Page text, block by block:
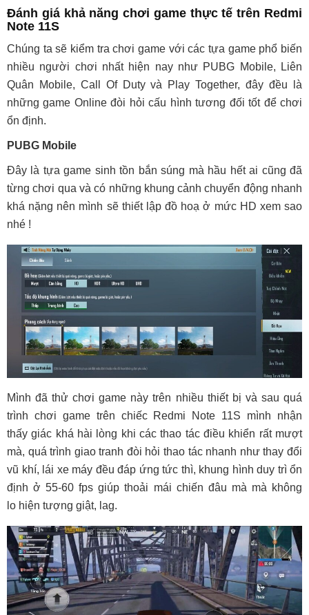
Đánh giá khả năng chơi game thực tế trên Redmi
Note 11S
Chúng ta sẽ kiểm tra chơi game với các tựa game phổ biến
nhiều người chơi nhất hiện nay như PUBG Mobile, Liên
Quân Mobile, Call Of Duty và Play Together, đây đều là
những game Online đòi hỏi cấu hình tương đối tốt để chơi
ổn định.
PUBG Mobile
Đây là tựa game sinh tồn bắn súng mà hầu hết ai cũng đã
từng chơi qua và có những khung cảnh chuyển động nhanh
khá nặng nên mình sẽ thiết lập đồ hoạ ở mức HD xem sao
nhé !
Mình đã thử chơi game này trên nhiều thiết bị và sau quá
trình chơi game trên chiếc Redmi Note 11S mình nhận
thấy giác khá hài lòng khi các thao tác điều khiển rất mượt
mà, quá trình giao tranh đòi hỏi thao tác nhanh như thay đổi
vũ khí, lái xe máy đều đáp ứng tức thì, khung hình duy trì ổn
định ở 55-60 fps giúp thoải mái chiến đâu mà mà không
lo hiện tượng giật, lag.